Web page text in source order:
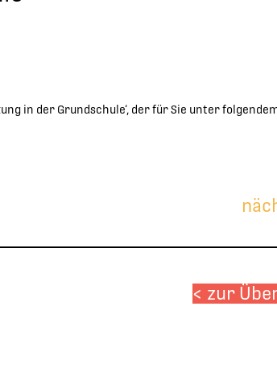
in der Grundschule‘, der für Sie unter
< zur